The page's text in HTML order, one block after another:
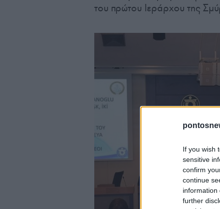
If you wish
sensitive
confirm
continue
information
further
του πρώτου Ιεράρχου της